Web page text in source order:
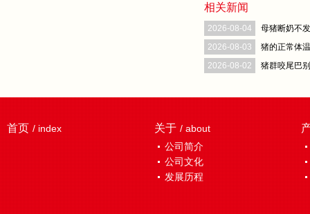
相关新闻
2026-08-04
母猪断奶不
2026-08-03
猪的正常体
2026-08-02
猪群咬尾巴
首页 / index 关于 / about
公司简介
公司文化
发展历程